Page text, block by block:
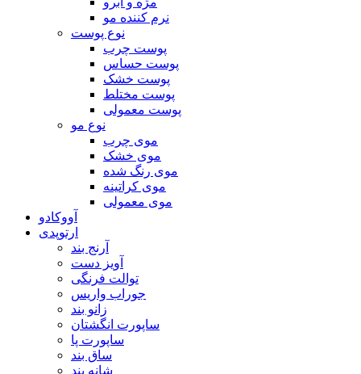
نرم کننده مو
نوع پوست
پوست چرب
پوست حساس
پوست خشک
پوست مختلط
پوست معمولی
نوع مو
موی چرب
موی خشک
موی رنگ شده
موی کراتینه
موی معمولی
آووکادو
ارتوپدی
آرنج بند
آویز دست
توالت فرنگی
جوراب واریس
زانو بند
ساپورت انگشتان
ساپورت پا
ساق بند
شانه بند